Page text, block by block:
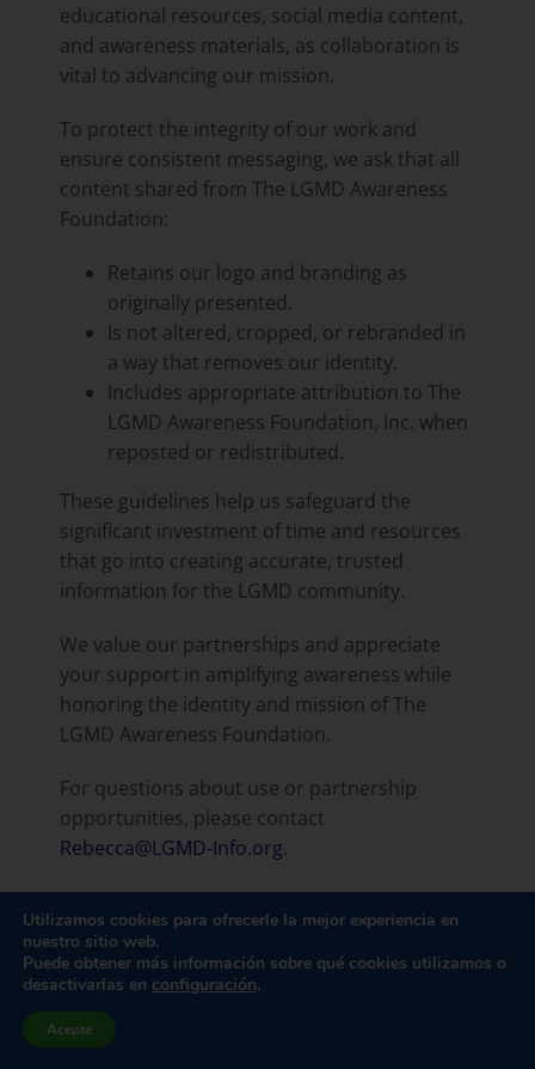
educational resources, social media content,
and awareness materials, as collaboration is
vital to advancing our mission.
To protect the integrity of our work and
ensure consistent messaging, we ask that all
content shared from The LGMD Awareness
Foundation:
Retains our logo and branding as
originally presented.
Is not altered, cropped, or rebranded in
a way that removes our identity.
Includes appropriate attribution to The
LGMD Awareness Foundation, Inc. when
reposted or redistributed.
These guidelines help us safeguard the
significant investment of time and resources
that go into creating accurate, trusted
information for the LGMD community.
We value our partnerships and appreciate
your support in amplifying awareness while
honoring the identity and mission of The
LGMD Awareness Foundation.
For questions about use or partnership
opportunities, please contact
Rebecca@LGMD-Info.org.
Utilizamos cookies para ofrecerle la mejor experiencia en
nuestro sitio web.
Puede obtener más información sobre qué cookies utilizamos o
desactivarlas en configuración.
Acepte